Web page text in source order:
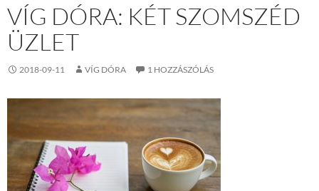
VÍG DÓRA: KÉT SZOMSZÉD
ÜZLET
2018-09-11 VÍG DÓRA 1 HOZZÁSZÓLÁS